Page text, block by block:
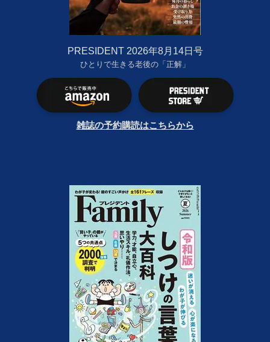
PRESIDENT 2026年8月14日号
ひとりで生きる老後の「正解」
雑誌の予約購読はこちらから